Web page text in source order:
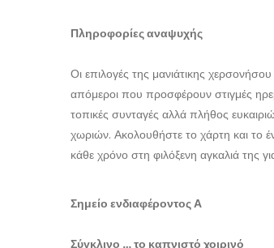
Πληροφορίες αναψυχής
Οι επιλογές της μανιάτικης
απόμεροι που προσφέρουν στιγμές
τοπικές συνταγές αλλά πλήθος
χωριών. Ακολουθήστε το χάρτη και το
κάθε χρόνο στη φιλόξενη αγκαλιά της
Σημείο ενδιαφέροντος Α
Σύγκλινο … το καπνιστό χοιρινό